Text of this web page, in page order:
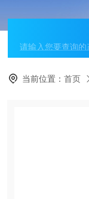
当前位置：首页